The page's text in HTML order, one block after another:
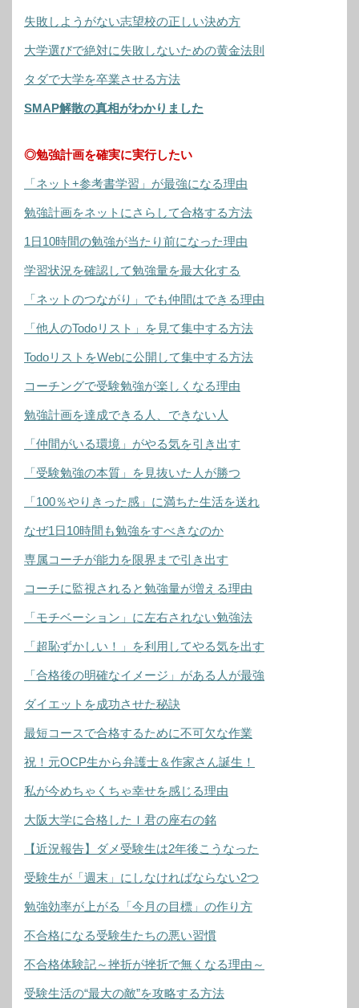
失敗しようがない志望校の正しい決め方
大学選びで絶対に失敗しないための黄金法則
タダで大学を卒業させる方法
SMAP解散の真相がわかりました
◎勉強計画を確実に実行したい
「ネット+参考書学習」が最強になる理由
勉強計画をネットにさらして合格する方法
1日10時間の勉強が当たり前になった理由
学習状況を確認して勉強量を最大化する
「ネットのつながり」でも仲間はできる理由
「他人のTodoリスト」を見て集中する方法
TodoリストをWebに公開して集中する方法
コーチングで受験勉強が楽しくなる理由
勉強計画を達成できる人、できない人
「仲間がいる環境」がやる気を引き出す
「受験勉強の本質」を見抜いた人が勝つ
「100％やりきった感」に満ちた生活を送れ
なぜ1日10時間も勉強をすべきなのか
専属コーチが能力を限界まで引き出す
コーチに監視されると勉強量が増える理由
「モチベーション」に左右されない勉強法
「超恥ずかしい！」を利用してやる気を出す
「合格後の明確なイメージ」がある人が最強
ダイエットを成功させた秘訣
最短コースで合格するために不可欠な作業
祝！元OCP生から弁護士＆作家さん誕生！
私が今めちゃくちゃ幸せを感じる理由
大阪大学に合格したＩ君の座右の銘
【近況報告】ダメ受験生は2年後こうなった
受験生が「週末」にしなければならない2つ
勉強効率が上がる「今月の目標」の作り方
不合格になる受験生たちの悪い習慣
不合格体験記～挫折が挫折で無くなる理由～
受験生活の“最大の敵”を攻略する方法